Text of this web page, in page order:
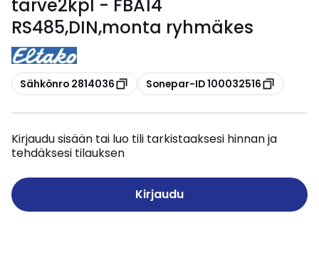
tarve2kpl - FBA14
RS485,DIN,monta ryhmäkes
Kopioi
Sähkönro 2814036 Kopioi
Sonepar-ID 100032516
Kirjaudu sisään tai luo tili tarkistaaksesi hinnan ja
tehdäksesi tilauksen
Kirjaudu